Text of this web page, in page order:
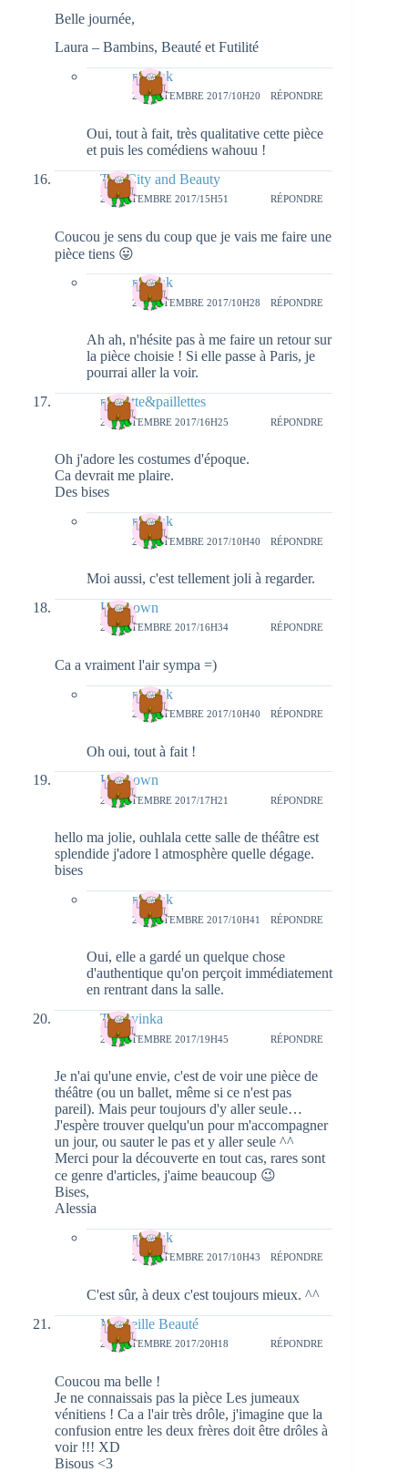
Belle journée,
Laura – Bambins, Beauté et Futilité
natieak
27 SEPTEMBRE 2017/10H20 RÉPONDRE
Oui, tout à fait, très qualitative cette pièce
et puis les comédiens wahouu !
The City and Beauty
25 SEPTEMBRE 2017/15H51 RÉPONDRE
Coucou je sens du coup que je vais me faire une
pièce tiens 😛
natieak
27 SEPTEMBRE 2017/10H28 RÉPONDRE
Ah ah, n'hésite pas à me faire un retour sur
la pièce choisie ! Si elle passe à Paris, je
pourrai aller la voir.
pichette&paillettes
25 SEPTEMBRE 2017/16H25 RÉPONDRE
Oh j'adore les costumes d'époque.
Ca devrait me plaire.
Des bises
natieak
27 SEPTEMBRE 2017/10H40 RÉPONDRE
Moi aussi, c'est tellement joli à regarder.
Unknown
25 SEPTEMBRE 2017/16H34 RÉPONDRE
Ca a vraiment l'air sympa =)
natieak
27 SEPTEMBRE 2017/10H40 RÉPONDRE
Oh oui, tout à fait !
Unknown
25 SEPTEMBRE 2017/17H21 RÉPONDRE
hello ma jolie, ouhlala cette salle de théâtre est
splendide j'adore l atmosphère quelle dégage.
bises
natieak
27 SEPTEMBRE 2017/10H41 RÉPONDRE
Oui, elle a gardé un quelque chose
d'authentique qu'on perçoit immédiatement
en rentrant dans la salle.
Tsarevinka
25 SEPTEMBRE 2017/19H45 RÉPONDRE
Je n'ai qu'une envie, c'est de voir une pièce de
théâtre (ou un ballet, même si ce n'est pas
pareil). Mais peur toujours d'y aller seule…
J'espère trouver quelqu'un pour m'accompagner
un jour, ou sauter le pas et y aller seule ^^
Merci pour la découverte en tout cas, rares sont
ce genre d'articles, j'aime beaucoup 😉
Bises,
Alessia
natieak
27 SEPTEMBRE 2017/10H43 RÉPONDRE
C'est sûr, à deux c'est toujours mieux. ^^
Merveille Beauté
25 SEPTEMBRE 2017/20H18 RÉPONDRE
Coucou ma belle !
Je ne connaissais pas la pièce Les jumeaux
vénitiens ! Ca a l'air très drôle, j'imagine que la
confusion entre les deux frères doit être drôles à
voir !!! XD
Bisous <3